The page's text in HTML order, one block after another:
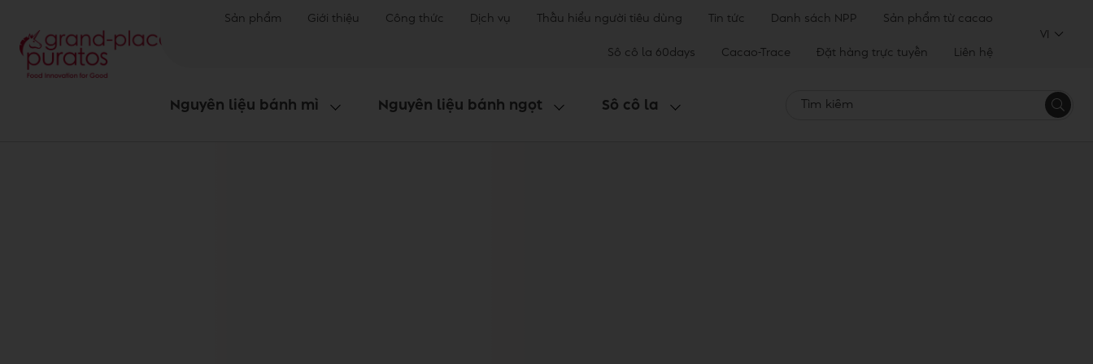
Sản phẩm Giới thiệu Công thức Dịch vụ Thấu hiểu người tiêu dùng Tin tức Danh sách NPP Sản phẩm từ cacao
Sô cô la 60days Cacao-Trace Đặt hàng trực tuyến Liên hệ
VI
Nguyên liệu bánh mì Nguyên liệu bánh ngọt Sô cô la
Tìm